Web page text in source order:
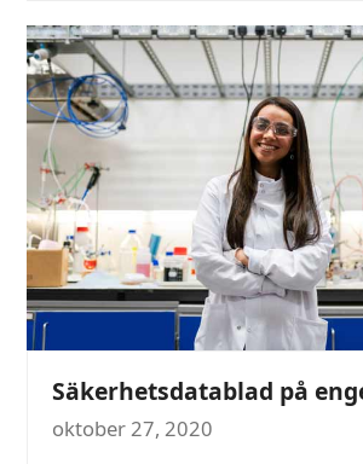
Säkerhetsdatablad på
oktober 27, 2020